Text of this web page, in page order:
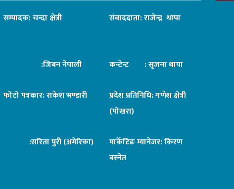
सम्पादक: चन्दा क्षेत्री संवाददाता: राजेन्द्र थापा
:जिबन नेपाली कन्टेन्ट : सृजना थापा
फोटो पत्रकार: राकेश भण्डारी
प्रदेश प्रतिनिधि: गणेश क्षेत्री
(पोखरा)
:सरिता पुरी (अमेरिका)
मार्केटिङ म्यानेजर: किरण
बस्नेत